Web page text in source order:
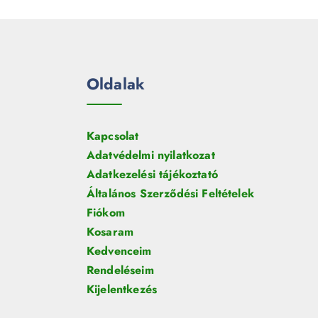
Oldalak
Kapcsolat
Adatvédelmi nyilatkozat
Adatkezelési tájékoztató
Általános Szerződési Feltételek
Fiókom
Kosaram
Kedvenceim
Rendeléseim
Kijelentkezés